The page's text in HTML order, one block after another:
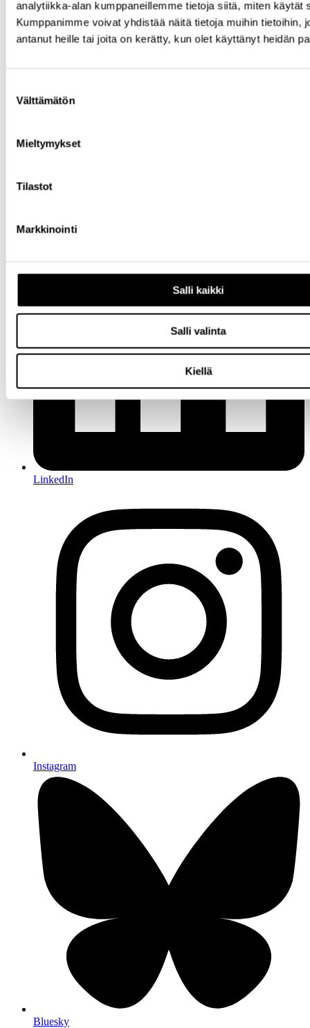
analytiikka-alan kumppaneillemme tietoja siitä, miten käytät
Kumppanimme voivat yhdistää näitä tietoja muihin tietoihin,
antanut heille tai joita on kerätty, kun olet käyttänyt heidän
valinta
Välttämätön
Mieltymykset
Tilastot
Markkinointi
Salli kaikki
Salli valinta
Kiellä
Facebook
LinkedIn
Instagram
Bluesky